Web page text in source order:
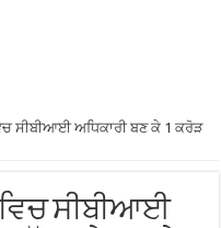
ਸੀਬੀਆਈ ਅਧਿਕਾਰੀ ਬਣ ਕੇ 1 ਕਰੋੜ
ਵਿਚ ਸੀਬੀਆਈ